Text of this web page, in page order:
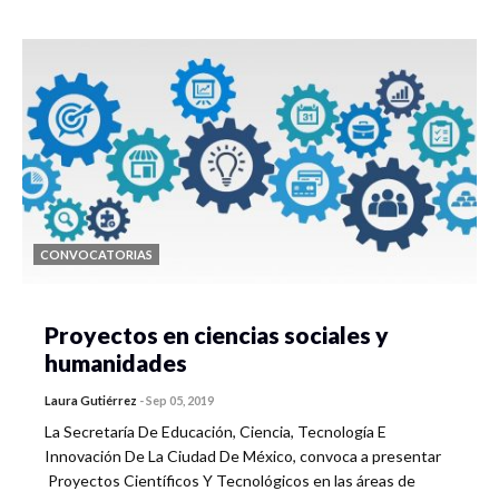
CONVOCATORIAS
Proyectos en ciencias sociales y
humanidades
Laura Gutiérrez -Sep 05, 2019
La Secretaría De Educación, Ciencia, Tecnología E
Innovación De La Ciudad De México, convoca a presentar
Proyectos Científicos Y Tecnológicos en las áreas de